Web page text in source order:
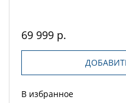
69 999 р.
В избранное